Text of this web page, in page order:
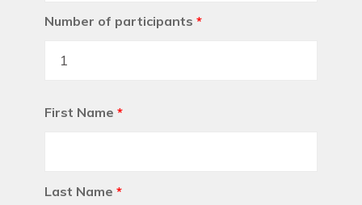
Number of participants *
First Name *
Last Name *